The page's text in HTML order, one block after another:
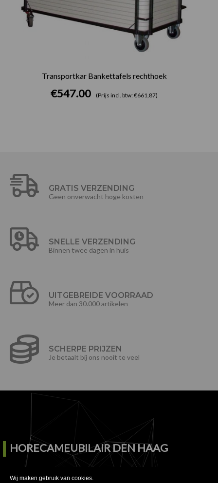
Transportkar Bankettafels rechthoek
€547.00 (Prijs incl. btw: €661,87)
GRATIS VERZENDING
Geen onverwacht hoge kosten
SNELLE VERZENDING
Binnen twee dagen in huis
UITGEBREIDE VOORRAAD
Meer dan 30.000 artikelen
SCHERPE PRIJZEN
Je betaalt bij ons nooit te veel
HORECAMEUBILAIR DEN HAAG